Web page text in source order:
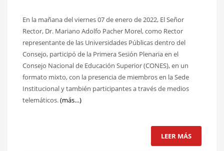
En la mañana del viernes 07 de enero de 2022, El Señor
Rector, Dr. Mariano Adolfo Pacher Morel, como Rector
representante de las Universidades Públicas dentro del
Consejo, participó de la Primera Sesión Plenaria en el
Consejo Nacional de Educación Superior (CONES), en un
formato mixto, con la presencia de miembros en la Sede
Institucional y también participantes a través de medios
telemáticos.(más…)
LEER MÁS